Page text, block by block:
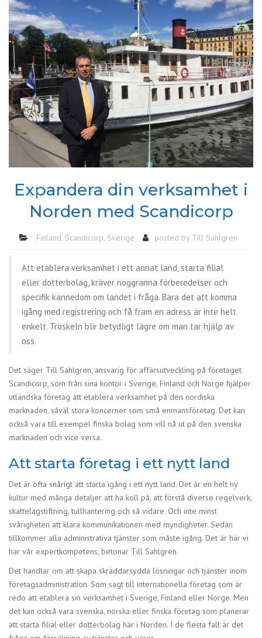
Expandera din verksamhet i
Norden med Scandicorp
Finland, Scandicorp, Sverige posted by Till Sahlgren
Att etablera verksamhet i ett annat land, starta filial
eller dotterbolag, kräver noggranna förberedelser och
specifik kännedom om landet i fråga. Bara det att komma
igång med registrering och få fram en adress är inte helt
enkelt. Tröskeln blir betydligt lägre om man tar hjälp av
oss.
Det säger Till Sahlgren, ansvarig för affärsutveckling på företaget
Scandicorp, som från sina kontor i Sverige, Finland och Norge hjälper
utländska företag att etablera verksamhet på den nordiska
marknaden, såväl stora koncerner som små enmansföretag. Det kan
också vara till exempel finska bolag som vill nå ut på den svenska
marknaden och vice versa.
Att starta företag i ett nytt land
Det är ofta snårigt att starta igång i ett nytt land. Det är en helt ny
kultur med många detaljer att ha koll på, att förstå diverse regelverk,
skattelagstiftning, tullhantering och så vidare. Och inte minst
svårigheten att klara kommunikationen med myndigheter. Sedan
tillkommer alla administrativa tjänster som måste igång. Det är här vi
har vår expertkompetens, betonar Till Sahlgren.
Det handlar om att skapa skräddarsydda lösningar och tjänster inom
företagsadministration. Som sagt till internationella företag som är
redo att etablera sin verksamhet i Sverige, Finland eller Norge. Men
det kan också vara svenska, norska eller finska företag som planerar
att starta filial eller dotterbolag här i Norden. I de flesta fall är det